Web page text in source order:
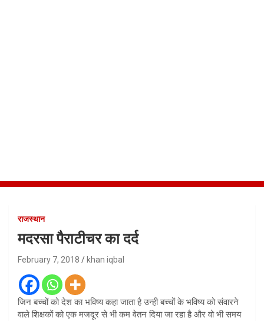
राजस्थान
मदरसा पैराटीचर का दर्द
February 7, 2018 khan iqbal
जिन बच्चों को देश का भविष्य कहा जाता है उन्ही बच्चों के भविष्य को संवारने
वाले शिक्षकों को एक मजदूर से भी कम वेतन दिया जा रहा है और वो भी समय